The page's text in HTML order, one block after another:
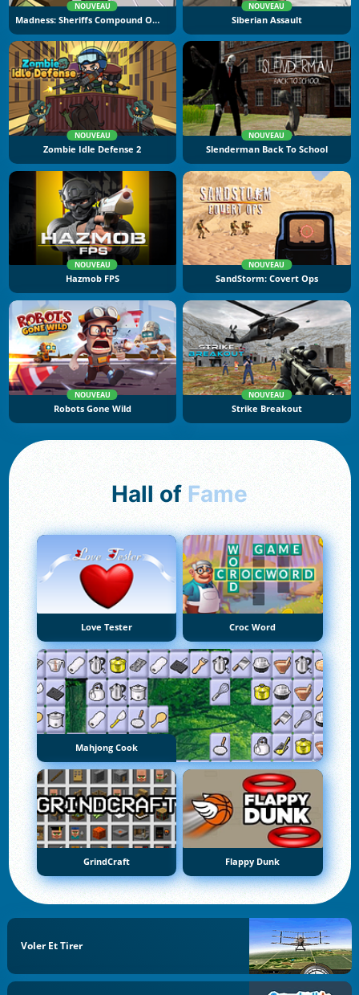
NOUVEAU
Madness: Sheriffs Compound Official
NOUVEAU
Siberian Assault
NOUVEAU
Zombie Idle Defense 2
NOUVEAU
Slenderman Back To School
NOUVEAU
Hazmob FPS
NOUVEAU
SandStorm: Covert Ops
NOUVEAU
Robots Gone Wild
NOUVEAU
Strike Breakout
Hall of Fame
Love Tester Croc Word
Mahjong Cook
GrindCraft Flappy Dunk
Voler Et Tirer